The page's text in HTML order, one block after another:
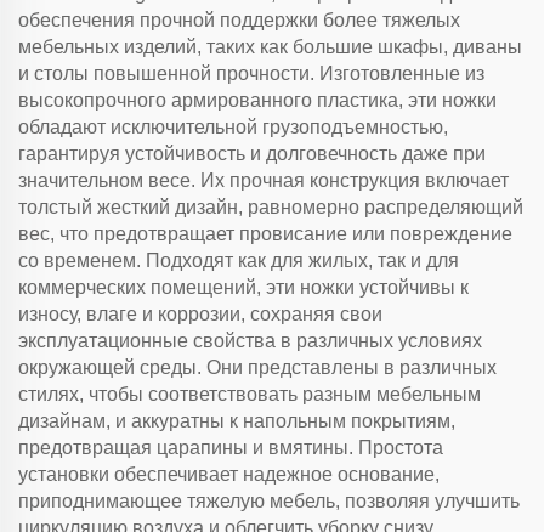
обеспечения прочной поддержки более тяжелых
мебельных изделий, таких как большие шкафы, диваны
и столы повышенной прочности. Изготовленные из
высокопрочного армированного пластика, эти ножки
обладают исключительной грузоподъемностью,
гарантируя устойчивость и долговечность даже при
значительном весе. Их прочная конструкция включает
толстый жесткий дизайн, равномерно распределяющий
вес, что предотвращает провисание или повреждение
со временем. Подходят как для жилых, так и для
коммерческих помещений, эти ножки устойчивы к
износу, влаге и коррозии, сохраняя свои
эксплуатационные свойства в различных условиях
окружающей среды. Они представлены в различных
стилях, чтобы соответствовать разным мебельным
дизайнам, и аккуратны к напольным покрытиям,
предотвращая царапины и вмятины. Простота
установки обеспечивает надежное основание,
приподнимающее тяжелую мебель, позволяя улучшить